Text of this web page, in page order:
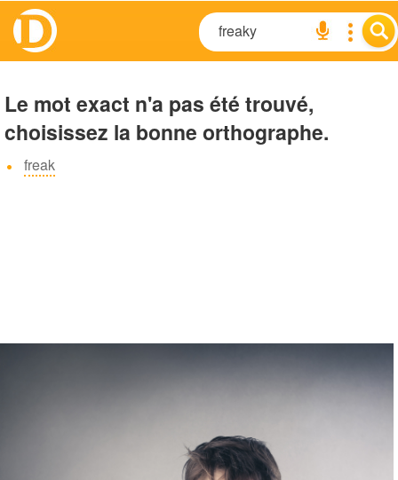
Le mot exact n'a pas été trouvé,
choisissez la bonne orthographe.
freak